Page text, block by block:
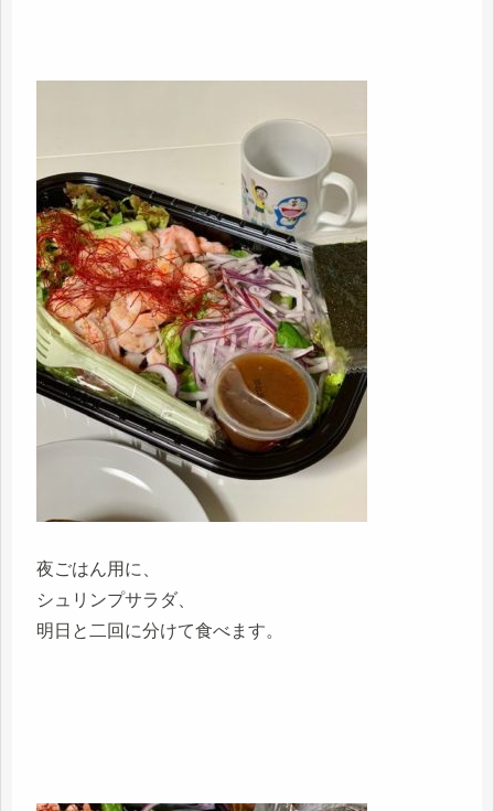
夜ごはん用に、
シュリンプサラダ、
明日と二回に分けて食べます。